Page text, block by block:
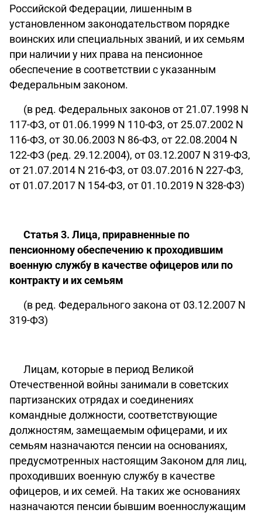
Российской Федерации, лишенным в
установленном законодательством порядке
воинских или специальных званий, и их семьям
при наличии у них права на пенсионное
обеспечение в соответствии с указанным
Федеральным законом.
(в ред. Федеральных законов от 21.07.1998 N
117-ФЗ, от 01.06.1999 N 110-ФЗ, от 25.07.2002 N
116-ФЗ, от 30.06.2003 N 86-ФЗ, от 22.08.2004 N
122-ФЗ (ред. 29.12.2004), от 03.12.2007 N 319-ФЗ,
от 21.07.2014 N 216-ФЗ, от 03.07.2016 N 227-ФЗ,
от 01.07.2017 N 154-ФЗ, от 01.10.2019 N 328-ФЗ)
Статья 3. Лица, приравненные по
пенсионному обеспечению к проходившим
военную службу в качестве офицеров или по
контракту и их семьям
(в ред. Федерального закона от 03.12.2007 N
319-ФЗ)
Лицам, которые в период Великой
Отечественной войны занимали в советских
партизанских отрядах и соединениях
командные должности, соответствующие
должностям, замещаемым офицерами, и их
семьям назначаются пенсии на основаниях,
предусмотренных настоящим Законом для лиц,
проходивших военную службу в качестве
офицеров, и их семей. На таких же основаниях
назначаются пенсии бывшим военнослужащим